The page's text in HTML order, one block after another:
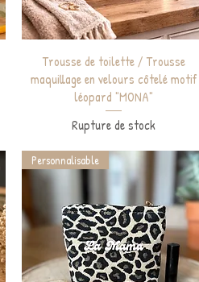
Aperçu rapide
Trousse de toilette / Trousse
maquillage en velours côtelé motif
léopard "MONA"
Rupture de stock
Personnalisable